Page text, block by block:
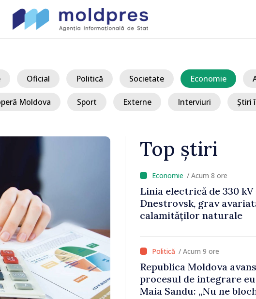
Oficial Politică Societate Economie
Moldova Sport Externe Interviuri Știri
Top știri
urma
/ Acum 9 ore
Sancțiuni disciplinare
delegației talibanilor în
Moldova. Maia Sandu:
/ Acum 9 ore
Republica Moldova
procesul de integrare
Maia Sandu: „Nu ne